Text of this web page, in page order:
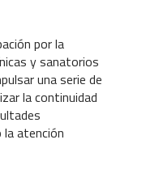
por la
y sanatorios
una serie de
la continuidad
atención